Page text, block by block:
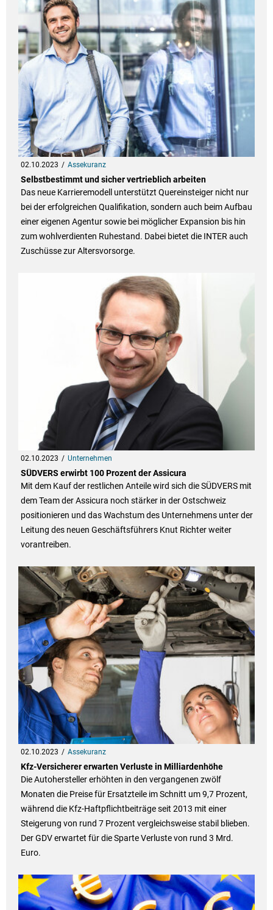
02.10.2023 Assekuranz
Selbstbestimmt und sicher vertrieblich arbeiten
Das neue Karrieremodell unterstützt Quereinsteiger nicht nur
bei der erfolgreichen Qualifikation, sondern auch beim Aufbau
einer eigenen Agentur sowie bei möglicher Expansion bis hin
zum wohlverdienten Ruhestand. Dabei bietet die INTER auch
Zuschüsse zur Altersvorsorge.
02.10.2023 Unternehmen
SÜDVERS erwirbt 100 Prozent der Assicura
Mit dem Kauf der restlichen Anteile wird sich die SÜDVERS mit
dem Team der Assicura noch stärker in der Ostschweiz
positionieren und das Wachstum des Unternehmens unter der
Leitung des neuen Geschäftsführers Knut Richter weiter
vorantreiben.
02.10.2023 Assekuranz
Kfz-Versicherer erwarten Verluste in Milliardenhöhe
Die Autohersteller erhöhten in den vergangenen zwölf
Monaten die Preise für Ersatzteile im Schnitt um 9,7 Prozent,
während die Kfz-Haftpflichtbeiträge seit 2013 mit einer
Steigerung von rund 7 Prozent vergleichsweise stabil blieben.
Der GDV erwartet für die Sparte Verluste von rund 3 Mrd.
Euro.